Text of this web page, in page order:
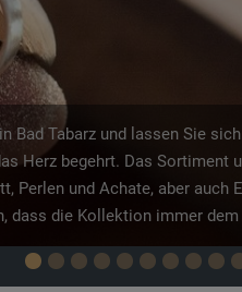
welcher jedes Jahr
Am bekanntesten hier ist